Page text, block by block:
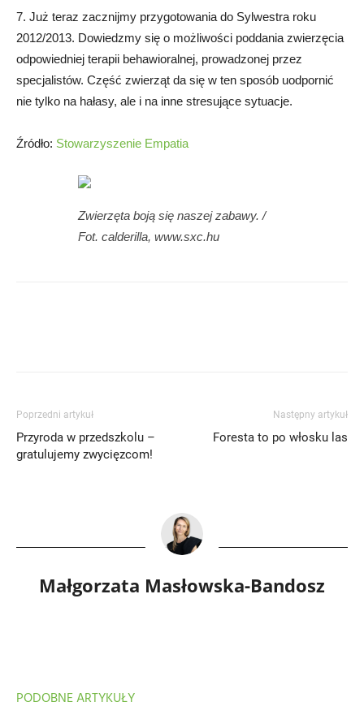
7. Już teraz zacznijmy przygotowania do Sylwestra roku
2012/2013. Dowiedzmy się o możliwości poddania zwierzęcia
odpowiedniej terapii behawioralnej, prowadzonej przez
specjalistów. Część zwierząt da się w ten sposób uodpornić
nie tylko na hałasy, ale i na inne stresujące sytuacje.
Źródło: Stowarzyszenie Empatia
Zwierzęta boją się naszej zabawy. /
Fot. calderilla, www.sxc.hu
Poprzedni artykuł
Przyroda w przedszkolu –
gratulujemy zwycięzcom!
Następny artykuł
Foresta to po włosku las
Małgorzata Masłowska-Bandosz
PODOBNE ARTYKUŁY